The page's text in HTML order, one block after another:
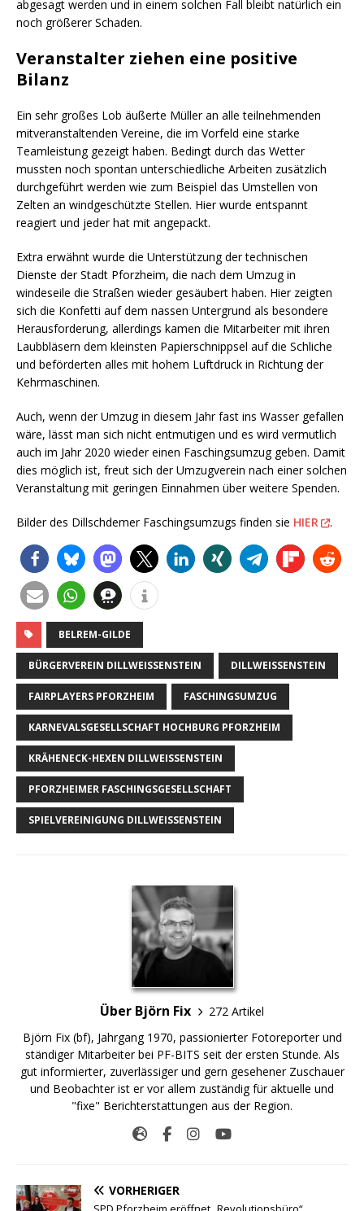
abgesagt werden und in einem solchen Fall bleibt natürlich ein
noch größerer Schaden.
Veranstalter ziehen eine positive
Bilanz
Ein sehr großes Lob äußerte Müller an alle teilnehmenden
mitveranstaltenden Vereine, die im Vorfeld eine starke
Teamleistung gezeigt haben. Bedingt durch das Wetter
mussten noch spontan unterschiedliche Arbeiten zusätzlich
durchgeführt werden wie zum Beispiel das Umstellen von
Zelten an windgeschützte Stellen. Hier wurde entspannt
reagiert und jeder hat mit angepackt.
Extra erwähnt wurde die Unterstützung der technischen
Dienste der Stadt Pforzheim, die nach dem Umzug in
windeseile die Straßen wieder gesäubert haben. Hier zeigten
sich die Konfetti auf dem nassen Untergrund als besondere
Herausforderung, allerdings kamen die Mitarbeiter mit ihren
Laubbläsern dem kleinsten Papierschnippsel auf die Schliche
und beförderten alles mit hohem Luftdruck in Richtung der
Kehrmaschinen.
Auch, wenn der Umzug in diesem Jahr fast ins Wasser gefallen
wäre, lässt man sich nicht entmutigen und es wird vermutlich
auch im Jahr 2020 wieder einen Faschingsumzug geben. Damit
dies möglich ist, freut sich der Umzugverein nach einer solchen
Veranstaltung mit geringen Einnahmen über weitere Spenden.
Bilder des Dillschdemer Faschingsumzugs finden sie HIER .
BELREM-GILDE
BÜRGERVEREIN DILLWEISSENSTEIN DILLWEISSENSTEIN
FAIRPLAYERS PFORZHEIM FASCHINGSUMZUG
KARNEVALSGESELLSCHAFT HOCHBURG PFORZHEIM
KRÄHENECK-HEXEN DILLWEISSENSTEIN
PFORZHEIMER FASCHINGSGESELLSCHAFT
SPIELVEREINIGUNG DILLWEISSENSTEIN
Über Björn Fix
272 Artikel
Björn Fix (bf), Jahrgang 1970, passionierter Fotoreporter und
ständiger Mitarbeiter bei PF-BITS seit der ersten Stunde. Als
gut informierter, zuverlässiger und gern gesehener Zuschauer
und Beobachter ist er vor allem zuständig für aktuelle und
"fixe" Berichterstattungen aus der Region.
VORHERIGER